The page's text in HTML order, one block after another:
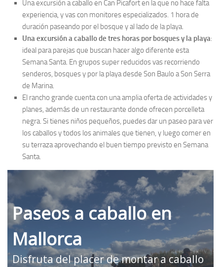
Una excursión a caballo en Can Picafort en la que no hace falta
experiencia, y vas con monitores especializados. 1 hora de
duración paseando por el bosque y al lado de la playa.
Una excursión a caballo de tres horas por bosques y la playa:
ideal para parejas que buscan hacer algo diferente esta
Semana Santa. En grupos super reducidos vas recorriendo
senderos, bosques y por la playa desde Son Baulo a Son Serra
de Marina.
El rancho grande cuenta con una amplia oferta de actividades y
planes, además de un restaurante donde ofrecen porcelleta
negra. Si tienes niños pequeños, puedes dar un paseo para ver
los caballos y todos los animales que tienen, y luego comer en
su terraza aprovechando el buen tiempo previsto en Semana
Santa.
Paseos a caballo en
Mallorca
Disfruta del placer de montar a caballo